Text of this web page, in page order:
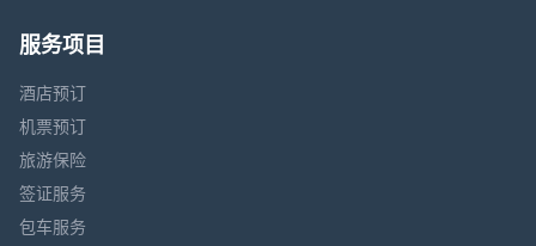
服务项目
酒店预订
机票预订
旅游保险
签证服务
包车服务